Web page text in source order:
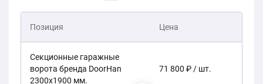
Позиция Цена
Секционные гаражные
ворота бренда DoorHan
2300х1900 мм.
71 800 ₽ / шт.